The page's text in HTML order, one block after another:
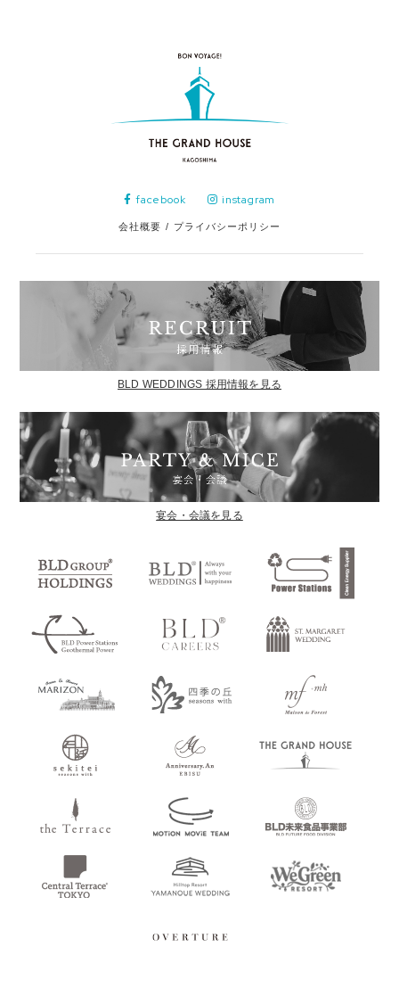
facebook instagram
会社概要 / プライバシーポリシー
BLD WEDDINGS 採用情報を見る
宴会・会議を見る